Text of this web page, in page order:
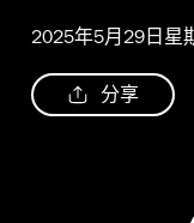
2025年5月29日星
分享